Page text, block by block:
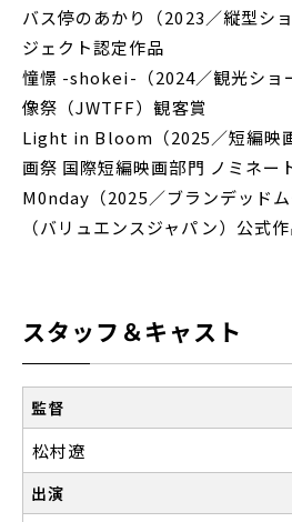
バス停のあかり（2023／縦型シ
ジェクト認定作品
憧憬 -shokei-（2024／観光ショ
像祭（JWTFF）観客賞
Light in Bloom（2025／短編映
画祭 国際短編映画部門 ノミネー
M0nday（2025／ブランデッド
（バリュエンスジャパン）公式
スタッフ＆キャスト
監督
松村遼
出演